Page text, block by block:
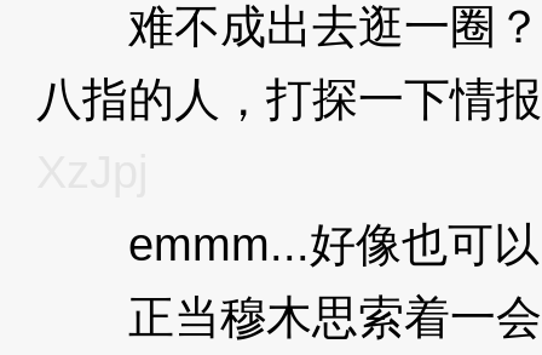
难不成出去逛一圈？
八指的人，打探一下情
emmm...好像也可
正当穆木思索着一会